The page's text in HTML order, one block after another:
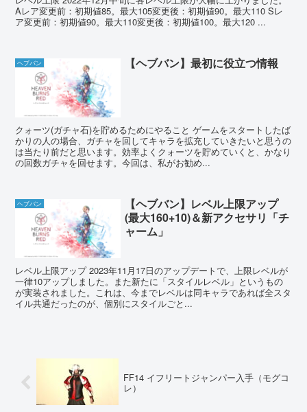
Aレア変更前：初期値85。最大105変更後：初期値90。最大110 Sレ
ア変更前：初期値90。最大110変更後：初期値100。最大120 ...
ヘブバン 【ヘブバン】最初に役立つ情報
クォーツ(ガチャ石)を貯めるためにやること ゲームをスタートしたば
かりの人の場合、ガチャを回してキャラを拡充していきたいと思うの
は当たり前だと思います。効率よくクォーツを貯めていくと、かなり
の回数ガチャを回せます。今回は、私がお勧め...
ヘブバン
【ヘブバン】レベル上限アップ
(最大160+10)＆新アクセサリ「チ
ャーム」
レベル上限アップ 2023年11月17日のアップデートで、上限レベルが
一律10アップしました。また新たに「スタイルレベル」というもの
が実装されました。これは、今までレベルは同キャラであれば全スタ
イル共通だったのが、個別にスタイルごと...
FF14 イフリートジャンパー入手（モグコ
レ）